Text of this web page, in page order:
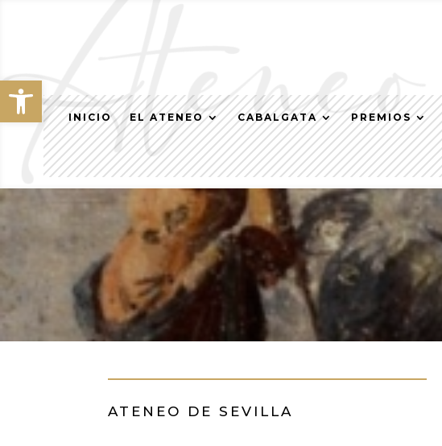
Abrir barra de herramientas
INICIO EL ATENEO CABALGATA PREMIOS
ATENEO DE SEVILLA